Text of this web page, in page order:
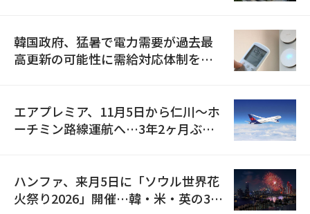
韓国政府、猛暑で電力需要が過去最
高更新の可能性に需給対応体制を点
エアプレミア、11月5日から仁川〜ホ
ーチミン路線運航へ…3年2ヶ月ぶり
ハンファ、来月5日に「ソウル世界花
火祭り2026」開催…韓・米・英の3カ